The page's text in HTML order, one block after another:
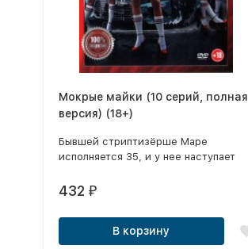
Мокрые майки (10 серий, полная
версия) (18+)
Бывшей стриптизёрше Маре
исполняется 35, и у нее наступает
432 ₽
В корзину